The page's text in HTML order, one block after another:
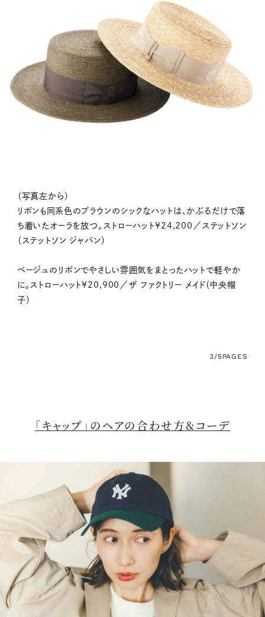
（写真左から）
リボンも同系色のブラウンのシックなハットは、かぶるだけで落
ち着いたオーラを放つ。ストローハット¥24,200／ステットソン
（ステットソン ジャパン）
ベージュのリボンでやさしい雰囲気をまとったハットで軽やか
に。ストローハット¥20,900／ザ ファクトリー メイド（中央帽
子）
3/5PAGES
「キャップ」のヘアの合わせ方&コーデ